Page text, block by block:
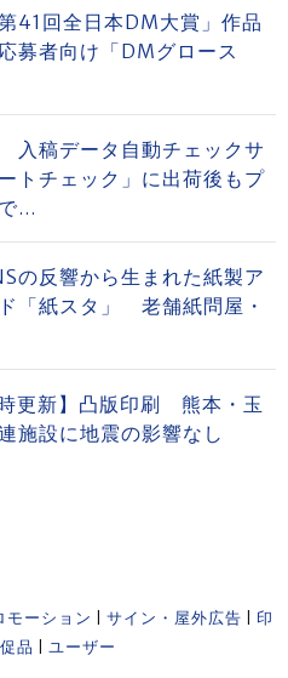
41回全日本DM大賞」作品
募者向け「DMグロース
入稿データ自動チェックサ
トチェック」に出荷後もプ
...
の反響から生まれた紙製ア
「紙スタ」 老舗紙問屋・
更新】凸版印刷 熊本・玉
施設に地震の影響なし
モーション サイン・屋外広告
印
品 ユーザー